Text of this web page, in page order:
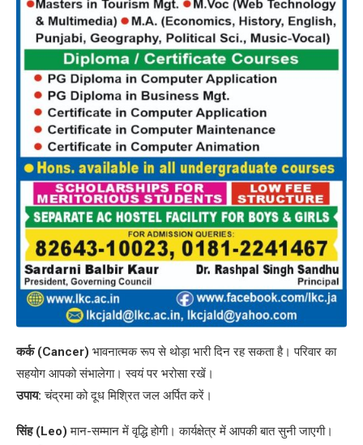
कर्क (Cancer) भावनात्मक रूप से थोड़ा भारी दिन रह सकता है। परिवार का
सहयोग आपको संभालेगा। स्वयं पर भरोसा रखें।
उपाय:चंद्रमा को दूध मिश्रित जल अर्पित करें।
सिंह (Leo)मान-सम्मान में वृद्धि होगी। कार्यक्षेत्र में आपकी बात सुनी जाएगी।